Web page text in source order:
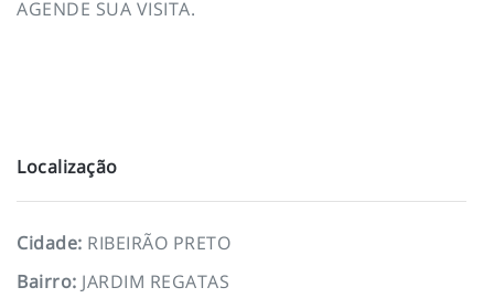
AGENDE SUA VISITA.
Localização
Cidade: RIBEIRÃO PRETO
Bairro: JARDIM REGATAS